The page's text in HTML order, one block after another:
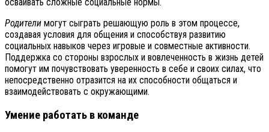
осваивать сложные социальные нормы.
Родители могут сыграть решающую роль в этом процессе,
создавая условия для общения и способствуя развитию
социальных навыков через игровые и совместные активности.
Поддержка со стороны взрослых и вовлеченность в жизнь детей
помогут им почувствовать уверенность в себе и своих силах, что
непосредственно отразится на их способности общаться и
взаимодействовать с окружающими.
Умение работать в команде